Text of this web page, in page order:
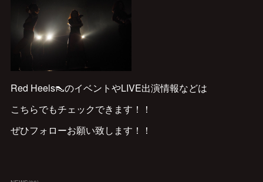
Red Heels👠のイベントやLIVE出演情報などは
こちらでもチェックできます！！
ぜひフォローお願い致します！！